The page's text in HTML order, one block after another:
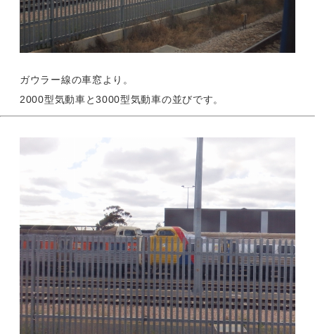
ガウラー線の車窓より。
2000型気動車と3000型気動車の並びです。